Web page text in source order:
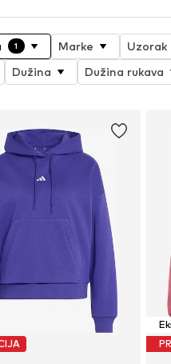
1 Marke Uzorak
Dužina Dužina rukava